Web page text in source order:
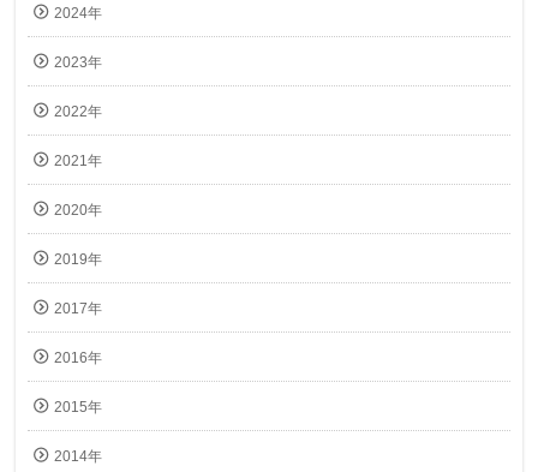
2024年
2023年
2022年
2021年
2020年
2019年
2017年
2016年
2015年
2014年